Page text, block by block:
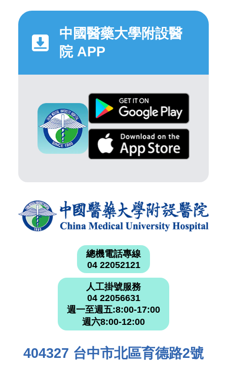
中國醫藥大學附設醫
院 APP
總機電話專線
04 22052121
人工掛號服務
04 22056631
週一至週五:8:00-17:00
週六8:00-12:00
404327 台中市北區育德路2號